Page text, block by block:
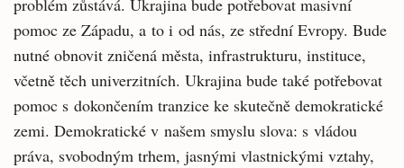
problém zůstává. Ukrajina bude potřebovat masivní
pomoc ze Západu, a to i od nás, ze střední Evropy. Bude
nutné obnovit zničená města, infrastrukturu, instituce,
včetně těch univerzitních. Ukrajina bude také potřebovat
pomoc s dokončením tranzice ke skutečně demokratické
zemi. Demokratické v našem smyslu slova: s vládou
práva, svobodným trhem, jasnými vlastnickými vztahy,